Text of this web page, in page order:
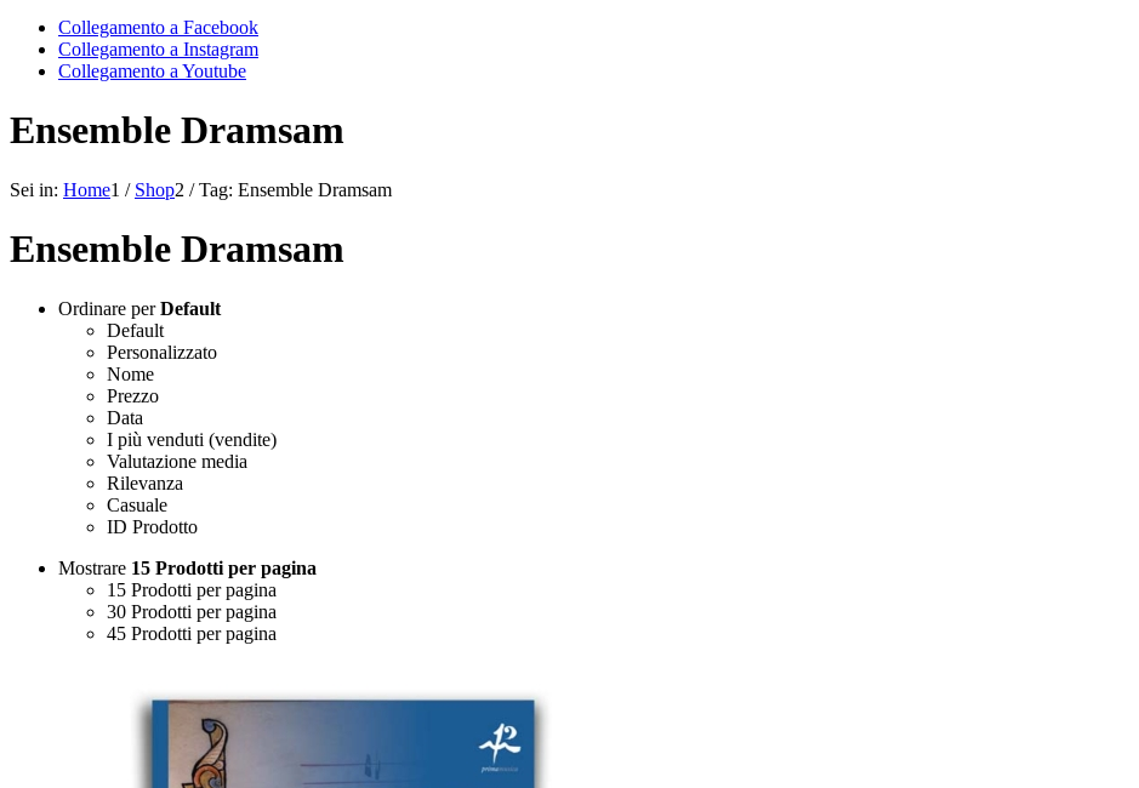
Collegamento a Facebook
Collegamento a Instagram
Collegamento a Youtube
Ensemble Dramsam
Sei in: Home1 / Shop2 / Tag: Ensemble Dramsam
Ensemble Dramsam
Ordinare perDefault
Default
Personalizzato
Nome
Prezzo
Data
I più venduti (vendite)
Valutazione media
Rilevanza
Casuale
ID Prodotto
Mostrare 15 Prodotti per pagina
15 Prodotti per pagina
30 Prodotti per pagina
45 Prodotti per pagina